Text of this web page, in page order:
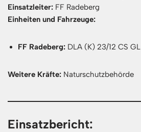
Einsatzleiter: FF Radeberg
Einheiten und Fahrzeuge:
FF Radeberg: DLA (K) 23/12 CS GL
Weitere Kräfte: Naturschutzbehörde
Einsatzbericht: